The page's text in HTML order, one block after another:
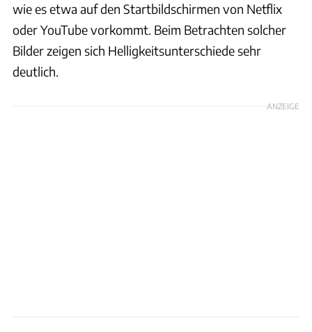
wie es etwa auf den Startbildschirmen von Netflix
oder YouTube vorkommt. Beim Betrachten solcher
Bilder zeigen sich Helligkeitsunterschiede sehr
deutlich.
ANZEIGE